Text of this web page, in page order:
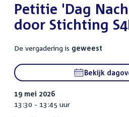
:Petitie 'Dag
door Stichting
De vergadering is geweest
Bekijk
19 mei 2026
13:30 - 13:45 uur